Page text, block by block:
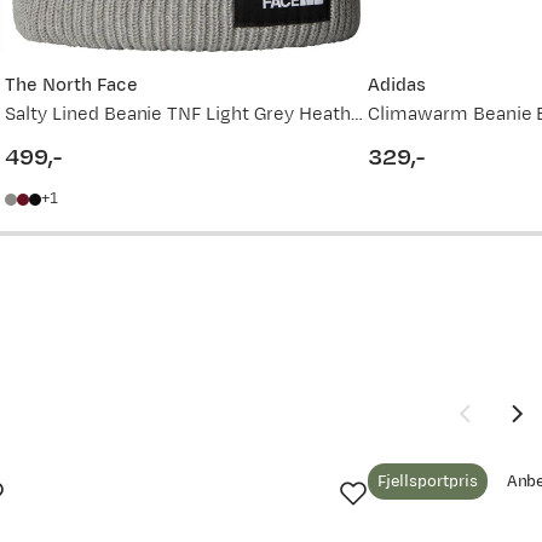
169,-
249,-
The North Face
Salty Lined Beanie TNF Light Grey Heather
499,-
1
Adidas
Climawarm Beanie
329,-
Fjellsportpris